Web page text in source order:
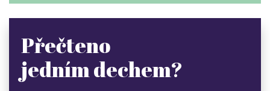
Přečteno
jedním dechem?